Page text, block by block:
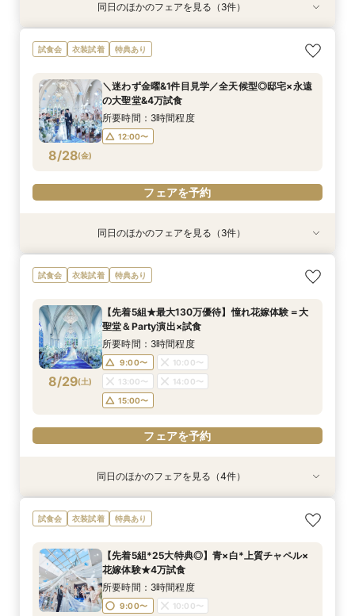
衣装試着 特典あり
8/27(木)
＼卒花おすすめ◎初見学／安心ご予算相談×贅沢
試食×ドレス見学
12:00〜
13:00〜
14:00〜
15:00〜
衣装試着 特典あり
8/27(木)
＼パパママ&マタニティも安心★／ダンドリや予
算もイチから相談
12:05〜
13:00〜
14:00〜
15:00〜
衣装試着 特典あり
8/27(木)
《挙式から披露宴までずっと一緒★》自由度抜群
♪ペット婚相談会
12:05〜
13:00〜
14:00〜
15:00〜
同日のほかのフェアを見る（3件）
試食会 衣装試着 特典あり
8/28(金)
＼迷わず金曜&1件目見学／全天候型◎邸宅×永遠
の大聖堂&4万試食
所要時間：3時間程度
12:00〜
フェアを予約
衣装試着 特典あり
8/28 金)
＼卒花おすすめ◎初見学／安心ご予算相談×贅沢
試食×ドレス見学
12:00〜
13:00〜
14:00〜
15:00〜
フェアを予約
衣装試着 特典あり
8/28 金)
＼パパママ&マタニティも安心★／ダンドリや予
算もイチから相談
12:05〜
13:00〜
14:00〜
15:00〜
フェアを予約
衣装試着 特典あり
8/28 金)
《挙式から披露宴までずっと一緒★》自由度抜群
♪ペット婚相談会
12:05〜
13:00〜
14:00〜
15:00〜
フェアを予約
同日のほかのフェアを見る（3件）
試食会 衣装試着 特典あり
8/29(土)
【先着5組★最大130万優待】憧れ花嫁体験＝大
聖堂＆Party演出×試食
所要時間：3時間程度
9:00〜
10:00〜
13:00〜
14:00〜
15:00〜
フェアを予約
衣装試着 特典あり
8/29(土)
【おもてなし*料理重視◎上質＆全天候】4万試
食＝特選牛×トリュフ◆
8:45〜
9:00〜
15:00〜
16:00〜
17:00〜
衣装試着 特典あり
8/29(土)
＼パパママ&マタニティも安心／ダンドリや予算
もイチから相談★
8:45〜
9:00〜
15:00〜
16:00〜
17:00〜
衣装試着 特典あり
8/29(土)
《挙式から披露宴までずっと一緒★》自由度抜群
♪ペット婚相談会
9:10〜
10:00〜
13:00〜
16:00〜
17:00〜
衣装試着 特典あり
8/29(土)
★初めての方も安心★ファーストステップ相談会
♪クチコミ大好評の試食付き！
9:05〜
10:00〜
13:00〜
15:00〜
16:00〜
同日のほかのフェアを見る（4件）
試食会 衣装試着 特典あり
【先着5組*25大特典◎】青×白*上質チャペル×
花嫁体験★4万試食
所要時間：3時間程度
9:00〜 10:00〜